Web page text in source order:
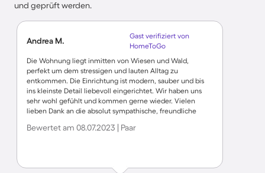
und geprüft werden.
Andrea M.
Gast verifiziert von
HomeToGo
Die Wohnung liegt inmitten von Wiesen und Wald,
perfekt um dem stressigen und lauten Alltag zu
entkommen. Die Einrichtung ist modern, sauber und bis
ins kleinste Detail liebevoll eingerichtet. Wir haben uns
sehr wohl gefühlt und kommen gerne wieder. Vielen
lieben Dank an die absolut sympathische, freundliche
Bewertet am 08.07.2023 | Paar